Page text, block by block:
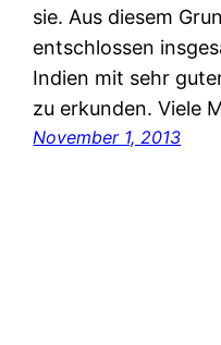
sie. Aus diesem
entschlossen
Indien mit sehr
zu erkunden. Viele
November 1, 2013